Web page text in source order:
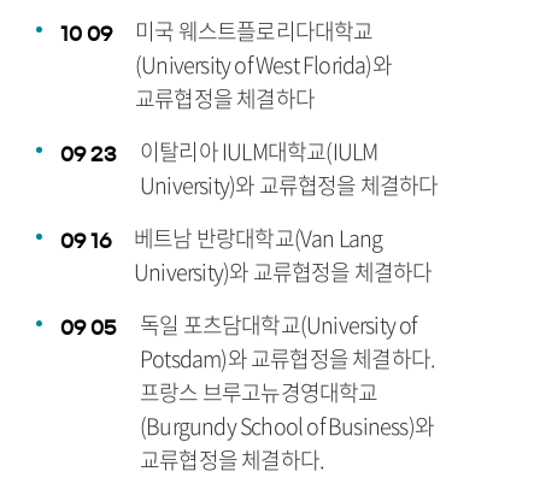
10 09
미국 웨스트플로리다대학교
(University of West Florida)와
교류협정을 체결하다
0923
이탈리아 IULM대학교(IULM
University)와 교류협정을 체결하다
0916
베트남 반랑대학교(Van Lang
University)와 교류협정을 체결하다
0905
독일 포츠담대학교(University of
Potsdam)와 교류협정을 체결하다.
프랑스 브루고뉴경영대학교
(Burgundy School of Business)와
교류협정을 체결하다.